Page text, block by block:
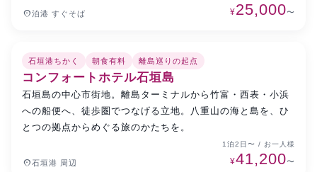
place泊港 すぐそば ¥25,000〜
石垣港ちかく 朝食有料 離島巡りの起点
コンフォートホテル石垣島
石垣島の中心市街地。離島ターミナルから竹富・西表・小浜
への船便へ、徒歩圏でつなげる立地。八重山の海と島を、ひ
とつの拠点からめぐる旅のかたちを。
place石垣港 周辺
1泊2日〜 / お一人様
¥41,200〜